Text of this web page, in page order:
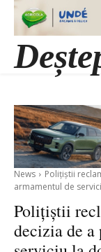
News
Polițiștii
armamentul de
Polițiștii
decizia de a